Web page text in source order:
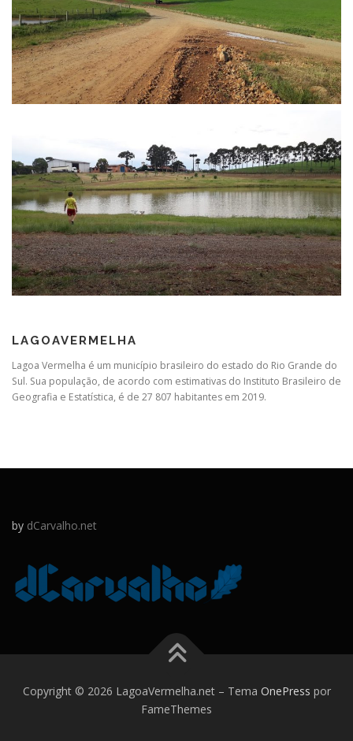
LAGOAVERMELHA
Lagoa Vermelha é um município brasileiro do estado do Rio Grande do
Sul. Sua população, de acordo com estimativas do Instituto Brasileiro de
Geografia e Estatística, é de 27 807 habitantes em 2019.
by dCarvalho.net
Copyright © 2026 LagoaVermelha.net – Tema OnePress por
FameThemes